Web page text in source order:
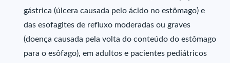
gástrica (úlcera causada pelo ácido no estômago) e
das esofagites de refluxo moderadas ou graves
(doença causada pela volta do conteúdo do estômago
para o esôfago), em adultos e pacientes pediátricos